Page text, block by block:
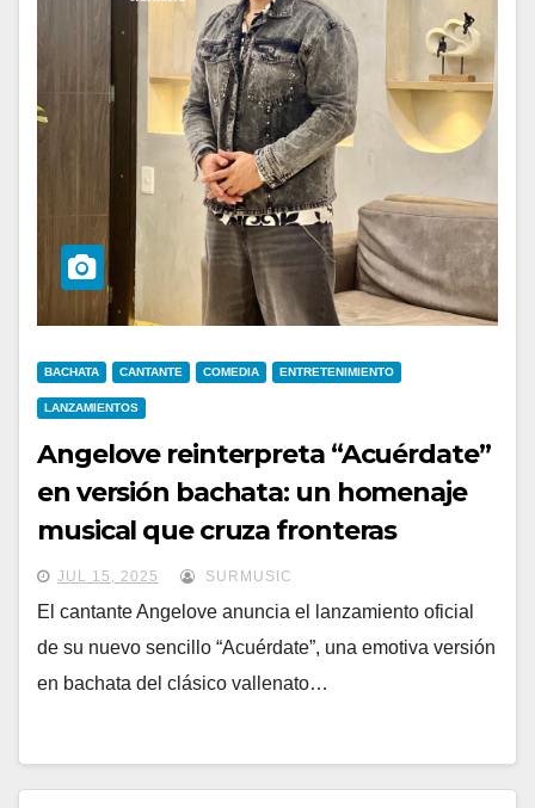
BACHATA CANTANTE COMEDIA ENTRETENIMIENTO
LANZAMIENTOS
Angelove reinterpreta “Acuérdate”
en versión bachata: un homenaje
musical que cruza fronteras
JUL 15, 2025 SURMUSIC
El cantante Angelove anuncia el lanzamiento oficial
de su nuevo sencillo “Acuérdate”, una emotiva versión
en bachata del clásico vallenato…